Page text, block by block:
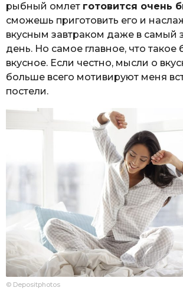
рыбный омлет готовится очень
сможешь приготовить его и
вкусным завтраком даже в самый
день. Но самое главное, что
вкусное. Если честно, мысли о
больше всего мотивируют меня
постели.
© Depositphotos